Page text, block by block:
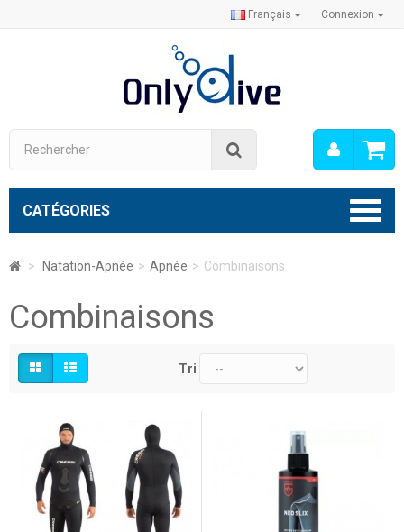
Connexion
Français
Mon
CATÉGORIES
> Natation-Apnée > Apnée > Combinaisons
Combinaisons
Tri